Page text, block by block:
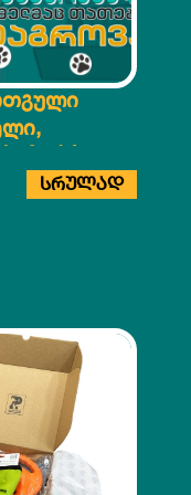
ᲡᲠᲣᲚᲐᲓ